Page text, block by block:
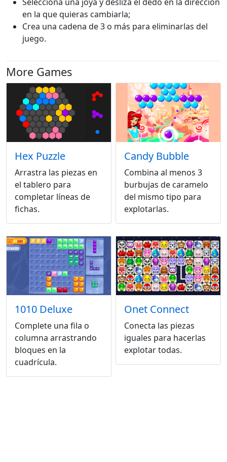
en la que quieras cambiarla;
Crea una cadena de 3 o más para eliminarlas del
juego.
More Games
Hex Puzzle
Arrastra las piezas en
el tablero para
completar líneas de
fichas.
Candy Bubble
Combina al menos 3
burbujas de caramelo
del mismo tipo para
explotarlas.
1010 Deluxe
Complete una fila o
columna arrastrando
bloques en la
cuadrícula.
Onet Connect
Conecta las piezas
iguales para hacerlas
explotar todas.